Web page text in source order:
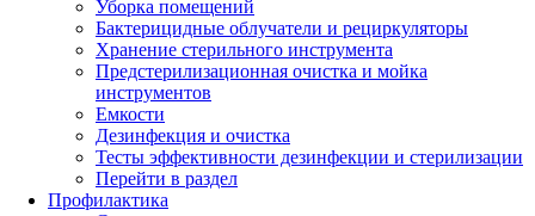
Уборка помещений
Бактерицидные облучатели и рециркуляторы
Хранение стерильного инструмента
Предстерилизационная очистка и мойка
инструментов
Емкости
Дезинфекция и очистка
Тесты эффективности дезинфекции и стерилизации
Перейти в раздел
Профилактика